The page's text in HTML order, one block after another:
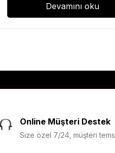
Devamını oku
Online Müşteri Destek
Size özel 7/24, müşteri